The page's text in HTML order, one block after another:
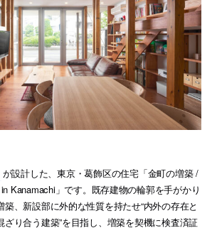
が設計した、東京・葛飾区の住宅「金町の増築 /
Kanamachi」です。既存建物の輪郭を手がかり
、新設部に外的な性質を持たせ“内外の存在と
り合う建築”を目指し、増築を契機に検査済証